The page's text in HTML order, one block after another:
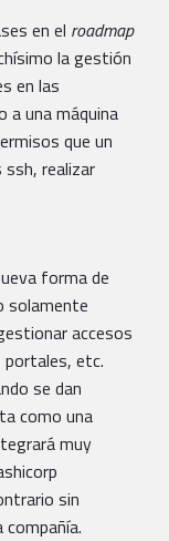
en el roadmap
la gestión
en las
a una máquina
que un
realizar
forma de
solamente
accesos
portales, etc.
se dan
como una
muy
sin